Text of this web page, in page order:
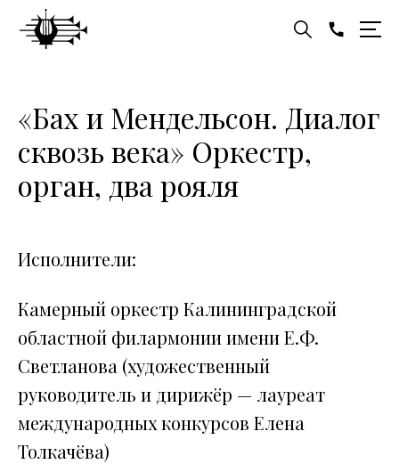
«Бах и Мендельсон. Диалог
сквозь века» Оркестр,
орган, два рояля
Исполнители:
Камерный оркестр Калининградской
областной филармонии имени Е.Ф.
Светланова (художественный
руководитель и дирижёр — лауреат
международных конкурсов Елена
Толкачёва)